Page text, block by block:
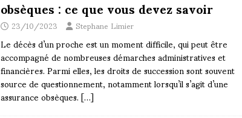
obsèques : ce que vous devez savoir
23/10/2023 Stephane Limier
Le décès d’un proche est un moment difficile, qui peut être
accompagné de nombreuses démarches administratives et
financières. Parmi elles, les droits de succession sont souvent
source de questionnement, notamment lorsqu’il s’agit d’une
assurance obsèques.[…]